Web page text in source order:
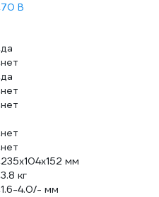
70 В
да
нет
да
нет
нет
нет
нет
235х104х152 мм
3.8 кг
1.6-4.0/- мм